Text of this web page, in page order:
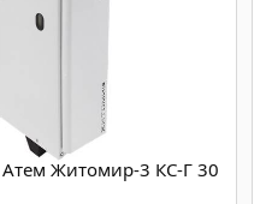
Атем Житомир-3 КС-Г 30